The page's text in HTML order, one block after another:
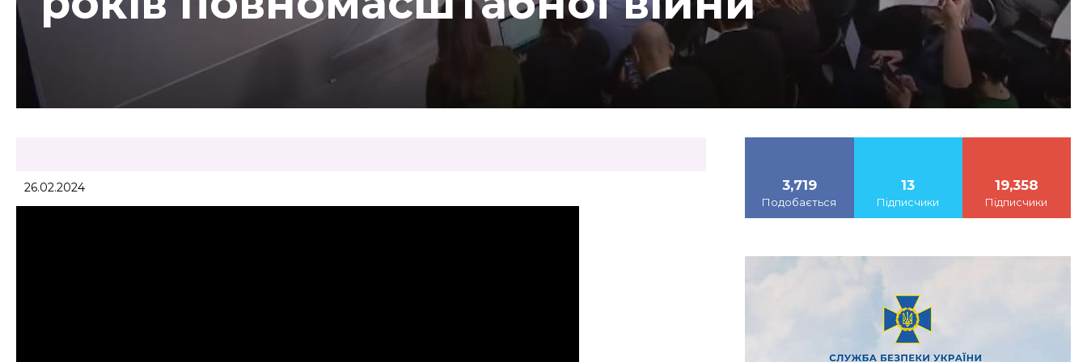
26.02.2024 3,719
Подобається
13
Підписчики
19,358
Підписчики